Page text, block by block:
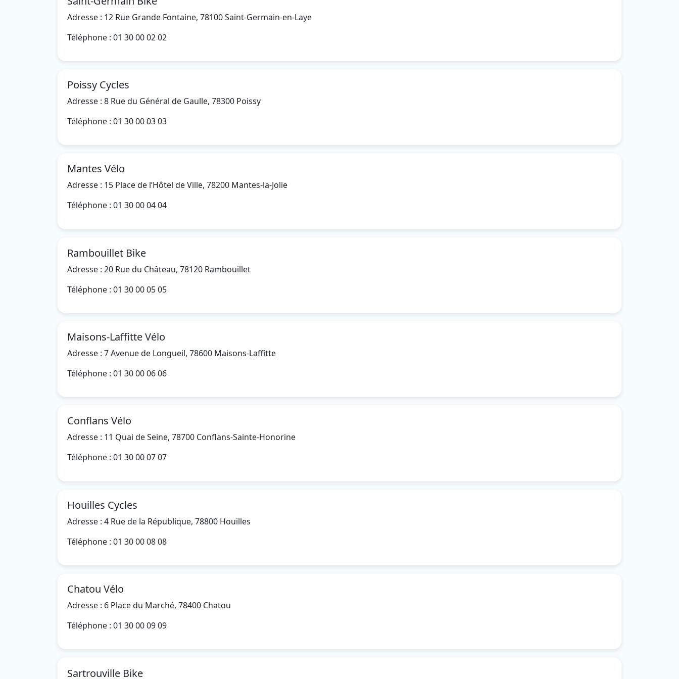
Adresse : 12 Rue Grande Fontaine, 78100 Saint-Germain-en-Laye
Téléphone : 01 30 00 02 02
Poissy Cycles
Adresse : 8 Rue du Général de Gaulle, 78300 Poissy
Téléphone : 01 30 00 03 03
Mantes Vélo
Adresse : 15 Place de l’Hôtel de Ville, 78200 Mantes-la-Jolie
Téléphone : 01 30 00 04 04
Rambouillet Bike
Adresse : 20 Rue du Château, 78120 Rambouillet
Téléphone : 01 30 00 05 05
Maisons-Laffitte Vélo
Adresse : 7 Avenue de Longueil, 78600 Maisons-Laffitte
Téléphone : 01 30 00 06 06
Conflans Vélo
Adresse : 11 Quai de Seine, 78700 Conflans-Sainte-Honorine
Téléphone : 01 30 00 07 07
Houilles Cycles
Adresse : 4 Rue de la République, 78800 Houilles
Téléphone : 01 30 00 08 08
Chatou Vélo
Adresse : 6 Place du Marché, 78400 Chatou
Téléphone : 01 30 00 09 09
Sartrouville Bike